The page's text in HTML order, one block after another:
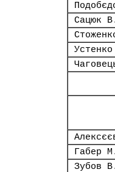
Сацюк
Габер
Зубов